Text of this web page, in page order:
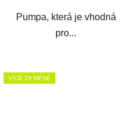
Pumpa, která je vhodná
pro...
VÍCE ZA MÉNĚ